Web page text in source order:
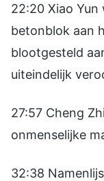
22:20 Xiao
betonblok aan
blootgesteld
uiteindelijk
27:57 Cheng
onmenselijke
32:38